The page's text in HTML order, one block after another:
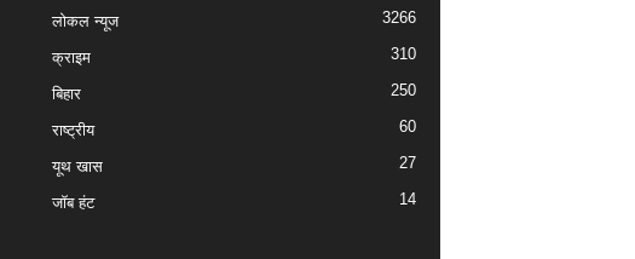
लोकल न्यूज 3266
क्राइम 310
बिहार 250
राष्ट्रीय 60
यूथ खास 27
जॉब हंट 14